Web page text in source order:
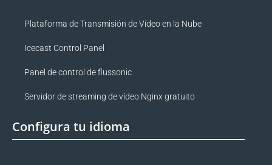
Plataforma de Transmisión de Vídeo en la Nube
Icecast Control Panel
Panel de control de flussonic
Servidor de streaming de vídeo Nginx gratuito
Configura tu idioma